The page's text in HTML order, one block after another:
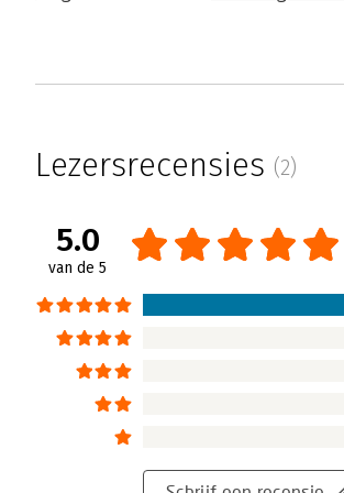
Lezersrecensies (2)
5.0
van de 5